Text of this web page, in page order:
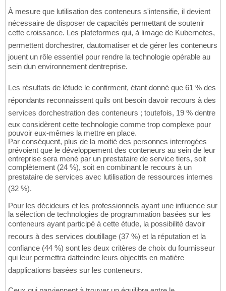
À mesure que lutilisation des conteneurs s'intensifie, il devient
nécessaire de disposer de capacités permettant de soutenir
cette croissance. Les plateformes qui, à limage de Kubernetes,
permettent dorchestrer, dautomatiser et de gérer les conteneurs
jouent un rôle essentiel pour rendre la technologie opérable au
sein dun environnement dentreprise.
Les résultats de létude le confirment, étant donné que 61 % des
répondants reconnaissent quils ont besoin davoir recours à des
services dorchestration des conteneurs ; toutefois, 19 % dentre
eux considèrent cette technologie comme trop complexe pour
pouvoir eux-mêmes la mettre en place.
Par conséquent, plus de la moitié des personnes interrogées
prévoient que le développement des conteneurs au sein de leur
entreprise sera mené par un prestataire de service tiers, soit
complètement (24 %), soit en combinant le recours à un
prestataire de services avec lutilisation de ressources internes
(32 %).
Pour les décideurs et les professionnels ayant une influence sur
la sélection de technologies de programmation basées sur les
conteneurs ayant participé à cette étude, la possibilité davoir
recours à des services doutillage (37 %) et la réputation et la
confiance (44 %) sont les deux critères de choix du fournisseur
qui leur permettra datteindre leurs objectifs en matière
dapplications basées sur les conteneurs.